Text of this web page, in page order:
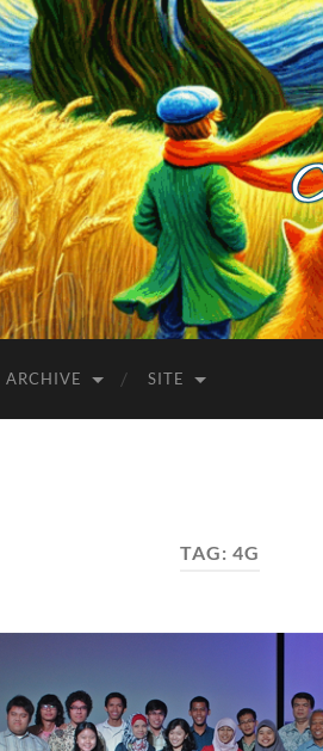
ARCHIVE SITE
TAG: 4G